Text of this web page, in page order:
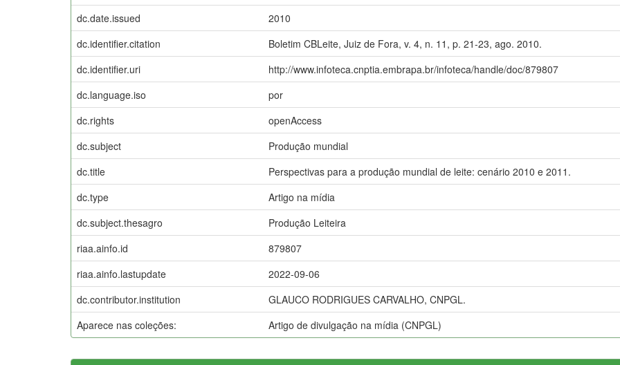
dc.date.issued
2010
dc.identifier.citation
Boletim CBLeite, Juiz de Fora, v. 4, n. 11, p. 21-23, ago. 2010.
dc.identifier.uri
http://www.infoteca.cnptia.embrapa.br/infoteca/handle/doc/879807
dc.language.iso
por
dc.rights
openAccess
dc.subject
Produção mundial
dc.title
Perspectivas para a produção mundial de leite: cenário 2010 e 2011.
dc.type
Artigo na mídia
dc.subject.thesagro
Produção Leiteira
riaa.ainfo.id
879807
riaa.ainfo.lastupdate
2022-09-06
dc.contributor.institution
GLAUCO RODRIGUES CARVALHO, CNPGL.
Aparece nas coleções:
Artigo de divulgação na mídia (CNPGL)